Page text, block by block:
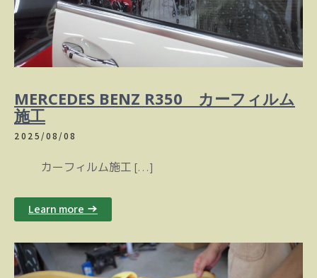
MERCEDES BENZ R350 カーフィルム
施工
2025/08/08
カーフィルム施工 […]
Learn more →